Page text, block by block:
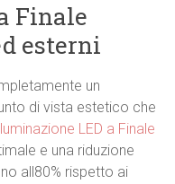
Finale
esterni
un
di vista estetico che
LED a Finale
e una riduzione
all80% rispetto ai